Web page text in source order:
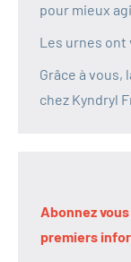
pour mieux
Les urnes ont
Grâce à vous,
chez Kyndryl
Abonnez
premiers